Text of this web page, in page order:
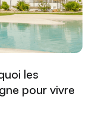
les
pour vivre